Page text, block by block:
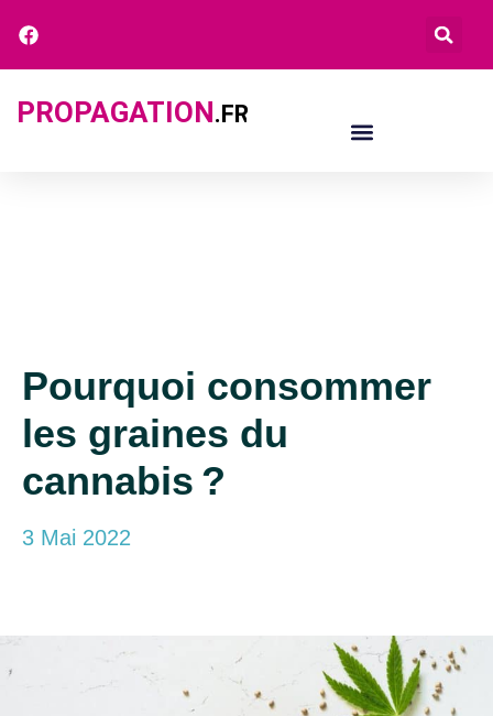
PROPAGATION.FR
Pourquoi consommer
les graines du
cannabis ?
3 Mai 2022